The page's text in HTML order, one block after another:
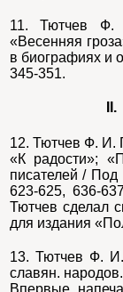
11. Тютчев Ф.
«Весенняя
в биографиях и
345-351.
12. Тютчев Ф. И.
«К радости»;
писателей /
623-625, 636-
Тютчев сделал
для издания
13. Тютчев Ф.
славян.
Впервые